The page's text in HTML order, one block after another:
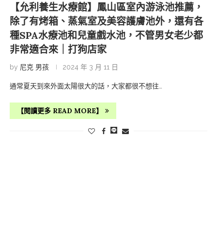
【允利養生水療館】鳳山區室內游泳池推薦，
除了有烤箱、蒸氣室及美容護膚池外，還有各
種SPA水療池和兒童戲水池，不管男女老少都
非常適合來｜打狗店家
by 尼克 男孩 2024 年 3 月 11 日
通常夏天到來外面太陽很大的話，大家都很不想往…
【閱讀更多 READ MORE】